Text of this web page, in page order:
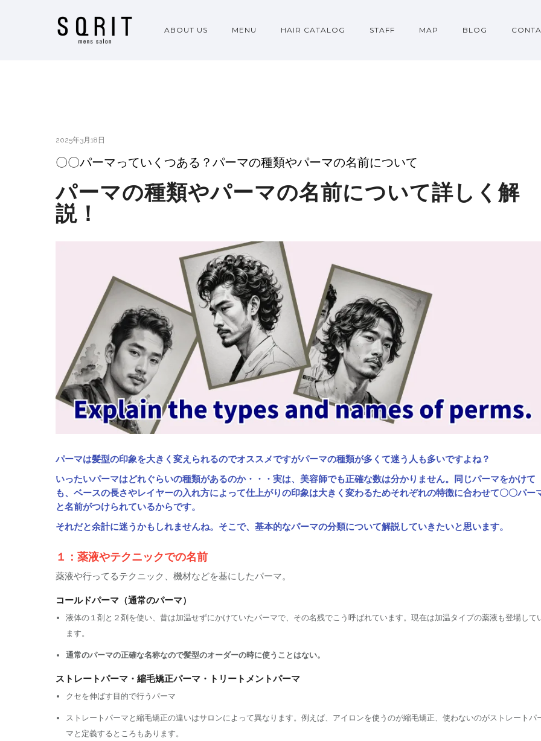
ABOUT US MENU HAIR CATALOG STAFF MAP BLOG
2025年3月18日
〇〇パーマっていくつある？パーマの種類やパーマの名前について
パーマの種類やパーマの名前について詳しく解
説！
パーマは髪型の印象を大きく変えられるのでオススメですがパーマの種類が多くて迷う人も多いですよね？
いったいパーマはどれぐらいの種類があるのか・・・実は、美容師でも正確な数は分かりません。同じパーマをかけて
も、ベースの長さやレイヤーの入れ方によって仕上がりの印象は大きく変わるためそれぞれの特徴に合わせて〇〇パー
と名前がつけられているからです。
それだと余計に迷うかもしれませんね。そこで、基本的なパーマの分類について解説していきたいと思います。
１：薬液やテクニックでの名前
薬液や行ってるテクニック、機材などを基にしたパーマ。
コールドパーマ（通常のパーマ）
液体の１剤と２剤を使い、昔は加温せずにかけていたパーマで、その名残でこう呼ばれています。現在は加温タイプの薬液も登場して
ます。
通常のパーマの正確な名称なので髪型のオーダーの時に使うことはない。
ストレートパーマ・縮毛矯正パーマ・トリートメントパーマ
クセを伸ばす目的で行うパーマ
ストレートパーマと縮毛矯正の違いはサロンによって異なります。例えば、アイロンを使うのが縮毛矯正、使わないのがストレートパ
マと定義するところもあります。